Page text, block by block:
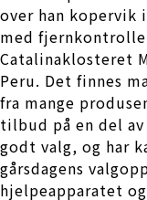
over han kopervik
med
Catalinaklosteret
Peru. Det finnes
fra mange
tilbud på en del
godt valg, og har
gårsdagens
hjelpeapparatet